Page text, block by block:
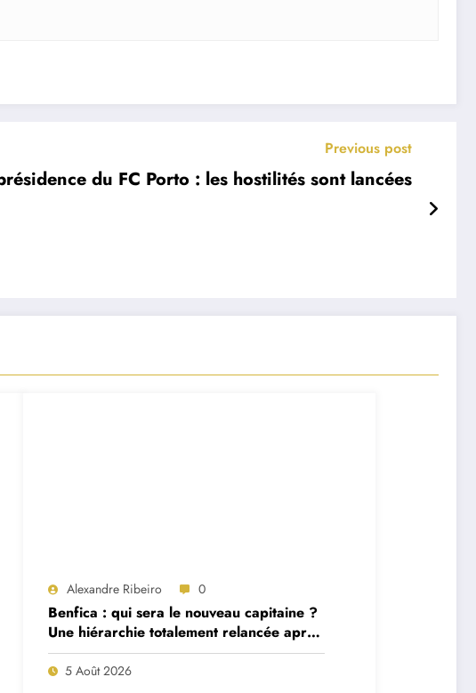
Previous post
du FC Porto : les hostilités sont lancées
Alexandre Ribeiro 0
Benfica : qui sera le nouveau capitaine ?
Une hiérarchie totalement relancée après
deux départs majeurs
5 Août 2026